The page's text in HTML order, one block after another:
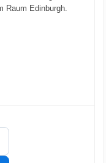
Raum Edinburgh.